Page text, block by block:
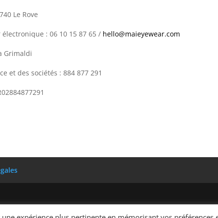
Le Rove
: 06 10 15 87 65 / hello@maieyewear.com
Grimaldi
et des sociétés : 884 877 291